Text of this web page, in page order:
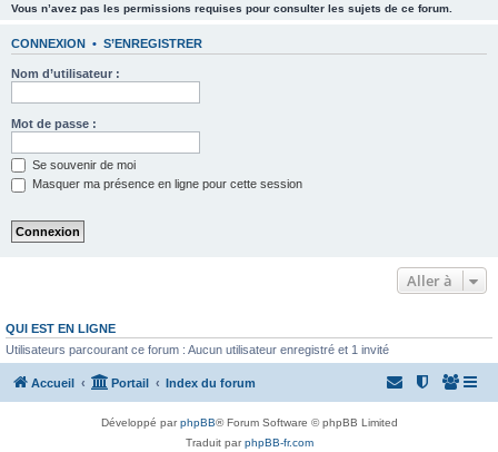
Vous n’avez pas les permissions requises pour consulter les sujets de ce forum.
CONNEXION • S’ENREGISTRER
Nom d’utilisateur :
Mot de passe :
Se souvenir de moi
Masquer ma présence en ligne pour cette session
Aller à
QUI EST EN LIGNE
Utilisateurs parcourant ce forum : Aucun utilisateur enregistré et 1 invité
Accueil Portail Index du forum
Développé parphpBB® Forum Software © phpBB Limited
Traduit parphpBB-fr.com